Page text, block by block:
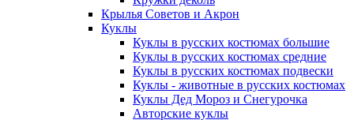
Крылья Советов и Акрон
Куклы
Куклы в русских костюмах большие
Куклы в русских костюмах средние
Куклы в русских костюмах подвески
Куклы - животные в русских костюмах
Куклы Дед Мороз и Снегурочка
Авторские куклы